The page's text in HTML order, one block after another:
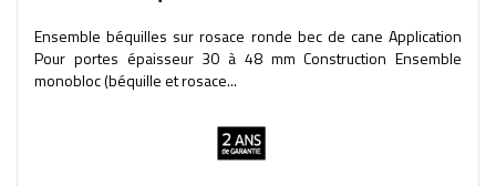
Ensemble béquilles sur rosace ronde bec de cane Application
Pour portes épaisseur 30 à 48 mm Construction Ensemble
monobloc (béquille et rosace...